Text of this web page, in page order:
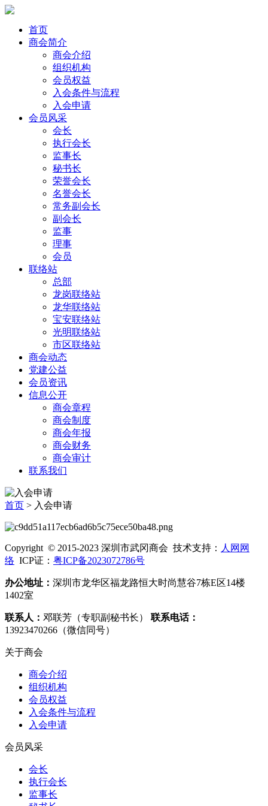
首页
商会简介
商会介绍
组织机构
会员权益
入会条件与流程
入会申请
会员风采
会长
执行会长
监事长
秘书长
荣誉会长
名誉会长
常务副会长
副会长
监事
理事
会员
联络站
总部
龙岗联络站
龙华联络站
宝安联络站
光明联络站
市区联络站
商会动态
党建公益
会员资讯
信息公开
商会章程
商会制度
商会年报
商会财务
商会审计
联系我们
首页 > 入会申请
Copyright © 2015-2023 深圳市武冈商会 技术支持： 人网网
络 ICP证： 粤ICP备2023072786号
办公地址： 深圳市龙华区福龙路恒大时尚慧谷7栋E区14楼
1402室
联系人： 邓联芳（专职副秘书长） 联系电话：
13923470266（微信同号）
关于商会
商会介绍
组织机构
会员权益
入会条件与流程
入会申请
会员风采
会长
执行会长
监事长